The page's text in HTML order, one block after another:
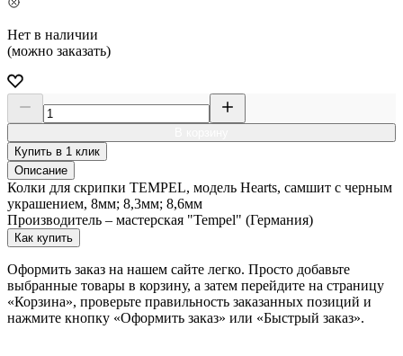
Нет в наличии
(можно заказать)
Купить в 1 клик
Описание
Колки для скрипки TEMPEL, модель Hearts, самшит c черным
украшением, 8мм; 8,3мм; 8,6мм
Производитель – мастерская "Tempel" (Германия)
Как купить
Оформить заказ на нашем сайте легко. Просто добавьте
выбранные товары в корзину, а затем перейдите на страницу
«Корзина», проверьте правильность заказанных позиций и
нажмите кнопку «Оформить заказ» или «Быстрый заказ».